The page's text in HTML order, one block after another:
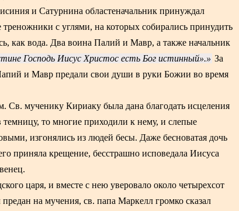
и Сатурнина областеначальник принуждал
с углями, на которых собирались принудить
как вода. Два воина Палий и Мавр, а также начальник
Господь Иисус Христос есть Бог истинный».
За
и Мавр предали свои души в руки Божии во время
мученику Кириаку была дана благодать исцеления
то многие приходили к нему, и слепые
изгонялись из людей бесы. Даже бесноватая дочь
приняла крещение, бесстрашно исповедала Иисуса
царя, и вместе с нею уверовало около четырехсот
на мучения, св. папа Маркелл громко сказал